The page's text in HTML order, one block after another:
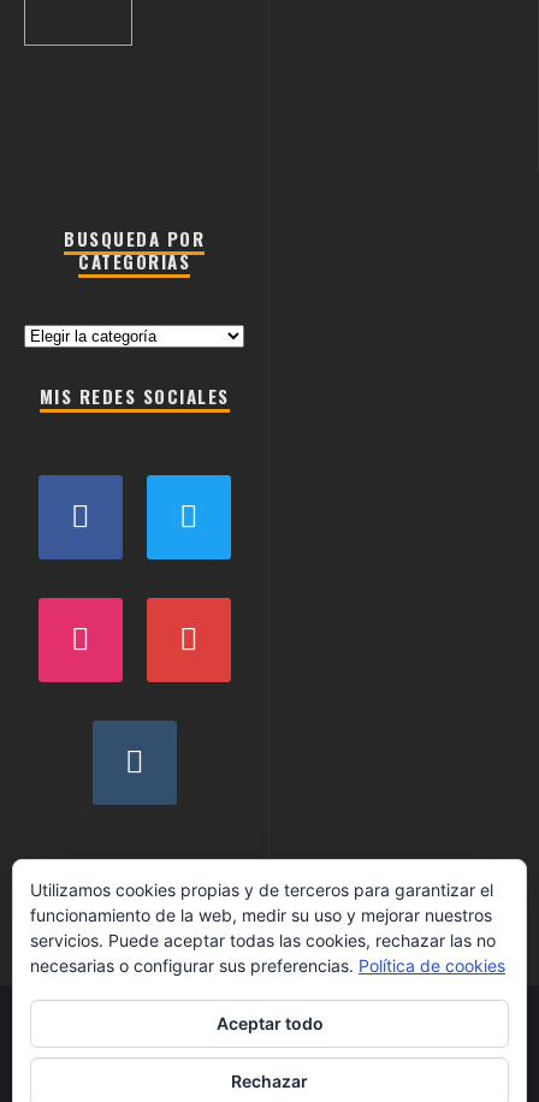
BUSQUEDA POR
CATEGORIAS
Busqueda
categorias
MIS REDES SOCIALES
Pagina web de Alex Cerdeño | Rodos los Derechos Reservados
Retratos
Utilizamos cookies propias y de terceros para garantizar el
funcionamiento de la web, medir su uso y mejorar nuestros
servicios. Puede aceptar todas las cookies, rechazar las no
necesarias o configurar sus preferencias. Política de cookies
Aceptar todo
Rechazar